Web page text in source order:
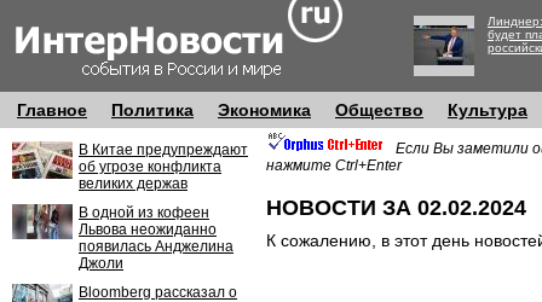
будет
Главное Политика Экономика Общество Культура
В Китае предупреждают
об угрозе конфликта
великих держав
В одной из кофеен
Львова неожиданно
появилась Анджелина
Джоли
Bloomberg рассказал о
Если Вы заметили
нажмите Ctrl+Enter
НОВОСТИ ЗА 02.02.2024
К сожалению, в этот день